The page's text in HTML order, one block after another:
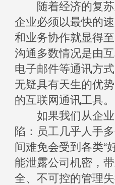
随着经济的复苏
企业必须以最快的
和业务协作就显得
沟通多数情况是由
电子邮件等通讯方
无疑具有天生的优
的互联网通讯工具。
如果我们从企业
陷：员工几乎人手
间难免会受到各类“
能泄露公司机密，
全、不可控的管理